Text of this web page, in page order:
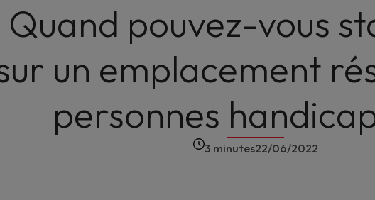
Quand pouvez-vous
un emplacement
personnes
3 minutes22/06/2022